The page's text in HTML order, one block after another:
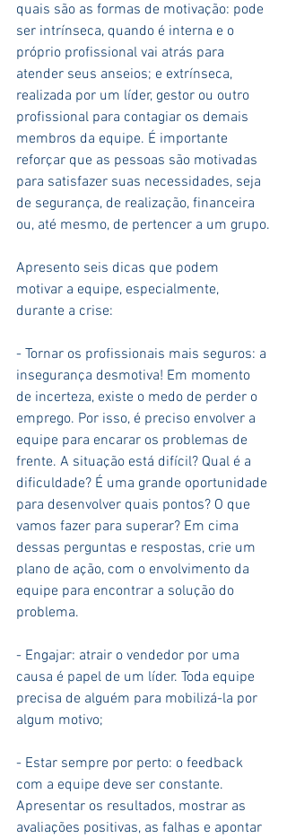
quais são as formas de motivação: pode
ser intrínseca, quando é interna e o
próprio profissional vai atrás para
atender seus anseios; e extrínseca,
realizada por um líder, gestor ou outro
profissional para contagiar os demais
membros da equipe. É importante
reforçar que as pessoas são motivadas
para satisfazer suas necessidades, seja
de segurança, de realização, financeira
ou, até mesmo, de pertencer a um grupo.
Apresento seis dicas que podem
motivar a equipe, especialmente,
durante a crise:
- Tornar os profissionais mais seguros: a
insegurança desmotiva! Em momento
de incerteza, existe o medo de perder o
emprego. Por isso, é preciso envolver a
equipe para encarar os problemas de
frente. A situação está difícil? Qual é a
dificuldade? É uma grande oportunidade
para desenvolver quais pontos? O que
vamos fazer para superar? Em cima
dessas perguntas e respostas, crie um
plano de ação, com o envolvimento da
equipe para encontrar a solução do
problema.
- Engajar: atrair o vendedor por uma
causa é papel de um líder. Toda equipe
precisa de alguém para mobilizá-la por
algum motivo;
- Estar sempre por perto: o feedback
com a equipe deve ser constante.
Apresentar os resultados, mostrar as
avaliações positivas, as falhas e apontar